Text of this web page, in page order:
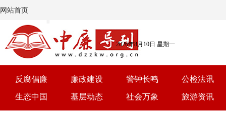
网站首页
2026年8月10日 星期一
反腐倡廉 廉政建设 警钟长鸣 公检法讯
生态中国 基层动态 社会万象 旅游资讯